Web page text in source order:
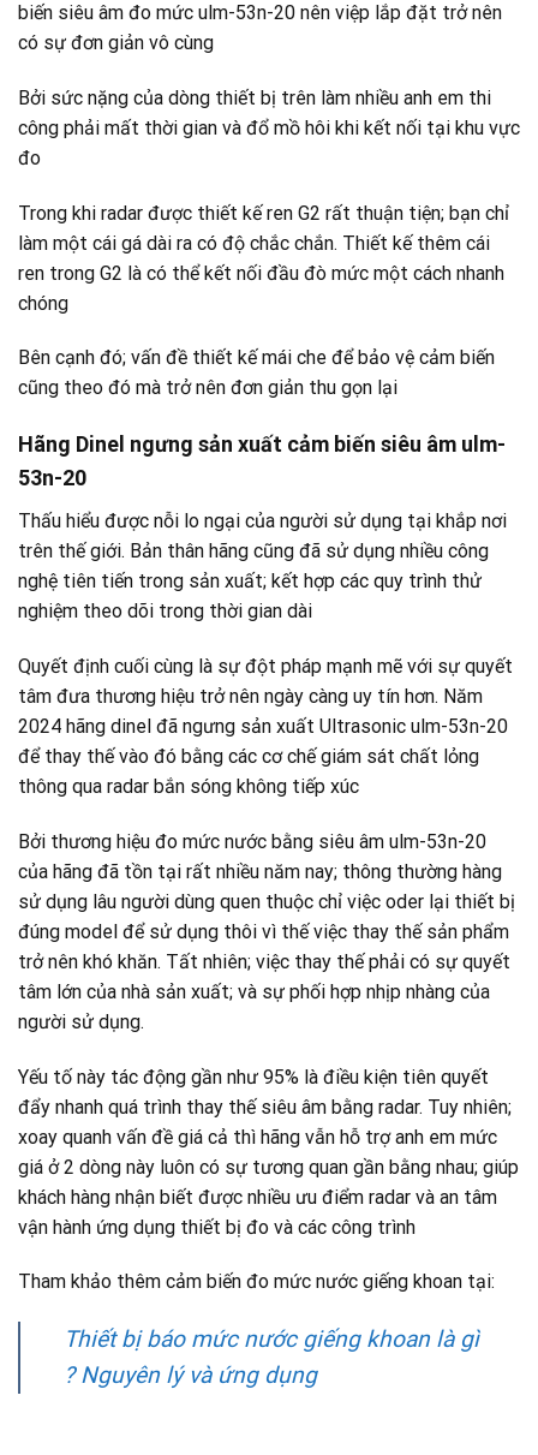
biến siêu âm đo mức ulm-53n-20 nên việp lắp đặt trở nên
có sự đơn giản vô cùng
Bởi sức nặng của dòng thiết bị trên làm nhiều anh em thi
công phải mất thời gian và đổ mồ hôi khi kết nối tại khu vực
đo
Trong khi radar được thiết kế ren G2 rất thuận tiện; bạn chỉ
làm một cái gá dài ra có độ chắc chắn. Thiết kế thêm cái
ren trong G2 là có thể kết nối đầu đò mức một cách nhanh
chóng
Bên cạnh đó; vấn đề thiết kế mái che để bảo vệ cảm biến
cũng theo đó mà trở nên đơn giản thu gọn lại
Hãng Dinel ngưng sản xuất cảm biến siêu âm ulm-
53n-20
Thấu hiểu được nỗi lo ngại của người sử dụng tại khắp nơi
trên thế giới. Bản thân hãng cũng đã sử dụng nhiều công
nghệ tiên tiến trong sản xuất; kết hợp các quy trình thử
nghiệm theo dõi trong thời gian dài
Quyết định cuối cùng là sự đột pháp mạnh mẽ với sự quyết
tâm đưa thương hiệu trở nên ngày càng uy tín hơn. Năm
2024 hãng dinel đã ngưng sản xuất Ultrasonic ulm-53n-20
để thay thế vào đó bằng các cơ chế giám sát chất lỏng
thông qua radar bắn sóng không tiếp xúc
Bởi thương hiệu đo mức nước bằng siêu âm ulm-53n-20
của hãng đã tồn tại rất nhiều năm nay; thông thường hàng
sử dụng lâu người dùng quen thuộc chỉ việc oder lại thiết bị
đúng model để sử dụng thôi vì thế việc thay thế sản phẩm
trở nên khó khăn. Tất nhiên; việc thay thế phải có sự quyết
tâm lớn của nhà sản xuất; và sự phối hợp nhịp nhàng của
người sử dụng.
Yếu tố này tác động gần như 95% là điều kiện tiên quyết
đẩy nhanh quá trình thay thế siêu âm bằng radar. Tuy nhiên;
xoay quanh vấn đề giá cả thì hãng vẫn hỗ trợ anh em mức
giá ở 2 dòng này luôn có sự tương quan gần bằng nhau; giúp
khách hàng nhận biết được nhiều ưu điểm radar và an tâm
vận hành ứng dụng thiết bị đo và các công trình
Tham khảo thêm cảm biến đo mức nước giếng khoan tại:
Thiết bị báo mức nước giếng khoan là gì
? Nguyên lý và ứng dụng